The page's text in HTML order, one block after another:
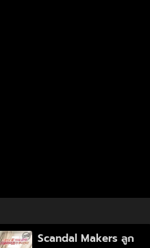
Scandal Makers ลูก